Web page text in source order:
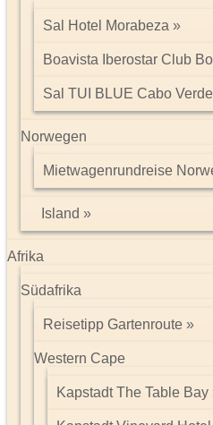
Sal Hotel Morabeza
Boavista Iberostar Club
Sal TUI BLUE Cabo
Norwegen
Mietwagenrundreise
Island
Afrika
Südafrika
Reisetipp Gartenroute
Western Cape
Kapstadt The Table Bay